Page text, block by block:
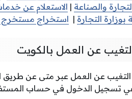
والصناعة | الاستعلام عن
بوزارة التجارة | استخراج مستخرج
عن العمل بالكويت
التغيب عن العمل عبر متى عن طريق
تسجيل الدخول في حساب